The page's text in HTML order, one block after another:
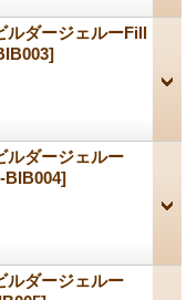
ルダージェルーFill
ルダージェルー
BIB004]
ルダージェルー